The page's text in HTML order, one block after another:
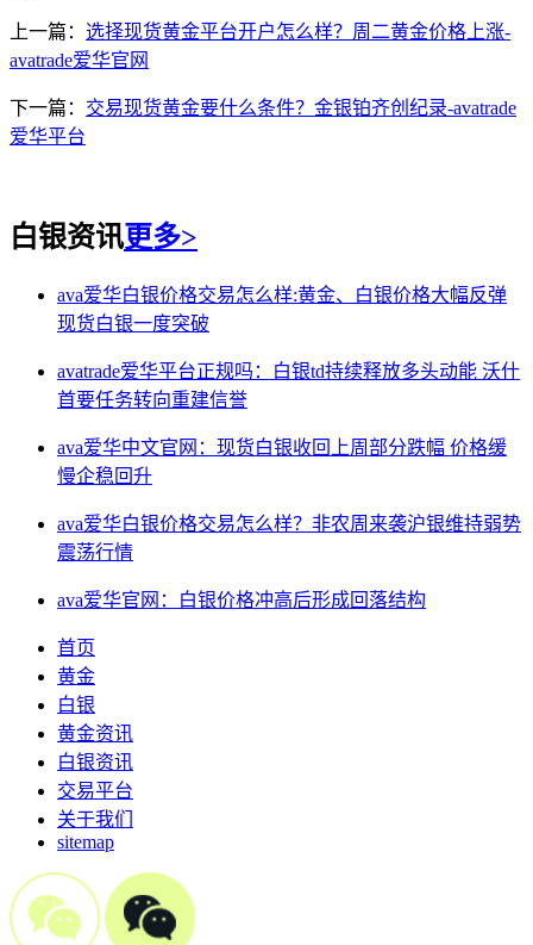
上一篇： 选择现货黄金平台开户怎么样？周二黄金价格上涨-
avatrade爱华官网
下一篇： 交易现货黄金要什么条件？金银铂齐创纪录-avatrade
爱华平台
白银资讯更多>
ava爱华白银价格交易怎么样:黄金、白银价格大幅反弹
现货白银一度突破
avatrade爱华平台正规吗：白银td持续释放多头动能 沃什
首要任务转向重建信誉
ava爱华中文官网：现货白银收回上周部分跌幅 价格缓
慢企稳回升
ava爱华白银价格交易怎么样？非农周来袭沪银维持弱势
震荡行情
ava爱华官网：白银价格冲高后形成回落结构
首页
黄金
白银
黄金资讯
白银资讯
交易平台
关于我们
sitemap